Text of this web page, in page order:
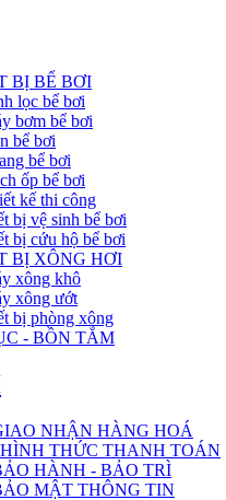
BỊ BỂ BƠI
lọc bể bơi
bơm bể bơi
bể bơi
bể bơi
ốp bể bơi
kế thi công
bị vệ sinh bể bơi
bị cứu hộ bể bơi
BỊ XÔNG HƠI
xông khô
xông ướt
bị phòng xông
- BỒN TẮM
NHẬN HÀNG HOÁ
THỨC THANH TOÁN
HÀNH - BẢO TRÌ
MẬT THÔNG TIN